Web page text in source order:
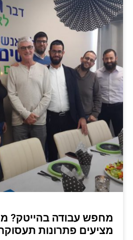
מחפש עבודה בהייטק?
מציעים פתרונות